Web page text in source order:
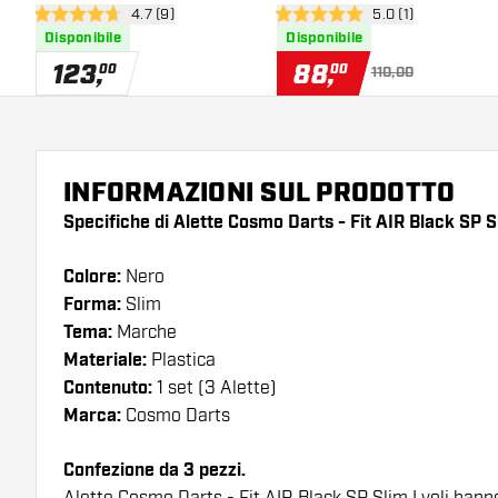
Soft Dartsapri pannello recensioni
4.7 stelle di valutazione
4.7 (9)
Disponibile
123,00
Darts
apri pannello
5 stelle di valutazione
5.0 (1)
Disponibile
88,00 110,00
INFORMAZIONI SUL PRODOTTO
Specifiche di Alette Cosmo Darts - Fit AIR Black SP
Colore: Nero
Forma: Slim
Tema: Marche
Materiale: Plastica
Contenuto: 1 set (3 Alette)
Marca: Cosmo Darts
Confezione da 3 pezzi.